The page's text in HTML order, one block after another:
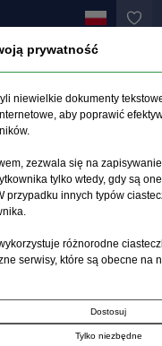
1995–2023
34, zeszyt 1
prywatność
niewielkie dokumenty
aby poprawić
zezwala się na
tylko wtedy, gdy są
przypadku innych typów
różnorodne
serwisy, które są obecne na
Dostosuj
Tylko niezbędne